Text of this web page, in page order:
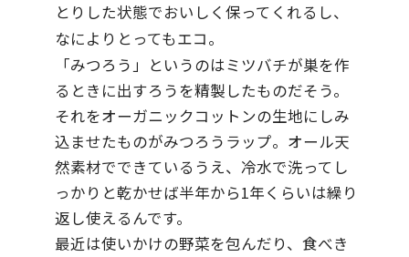
とりした状態でおいしく保ってくれるし、
なによりとってもエコ。
「みつろう」というのはミツバチが巣を作
るときに出すろうを精製したものだそう。
それをオーガニックコットンの生地にしみ
込ませたものがみつろうラップ。オール天
然素材でできているうえ、冷水で洗ってし
っかりと乾かせば半年から1年くらいは繰り
返し使えるんです。
最近は使いかけの野菜を包んだり、食べき